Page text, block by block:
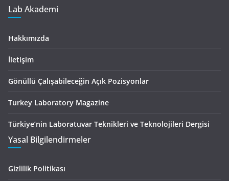
Lab Akademi
Hakkımızda
İletişim
Gönüllü Çalışabileceğin Açık Pozisyonlar
Turkey Laboratory Magazine
Türkiye’nin Laboratuvar Teknikleri ve Teknolojileri Dergisi
Yasal Bilgilendirmeler
Gizlilik Politikası